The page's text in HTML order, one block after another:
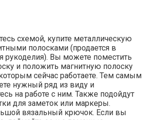
схемой, купите металлическую
полосками (продается в
рукоделия). Вы можете поместить
и положить магнитную полоску
сейчас работаете. Тем самым
нужный ряд из виду и
на работе с ним. Также подойдут
для заметок или маркеры.
вязальный крючок. Если вы